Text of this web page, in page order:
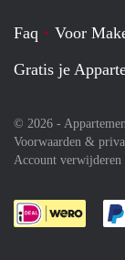
Faq Voor
Gratis je
© 2026 -
Voorwaarden &
Account verwijderen